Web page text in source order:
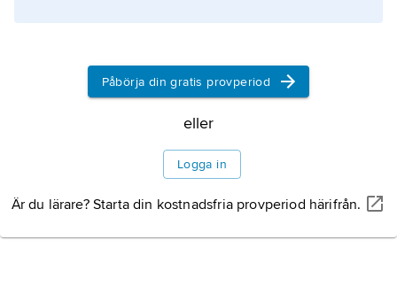
Påbörja din gratis provperiod
eller
Logga in
Är du lärare? Starta din kostnadsfria provperiod härifrån.